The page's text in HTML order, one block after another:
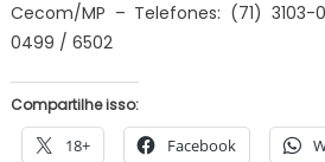
Cecom/MP – Telefones: (71)
0499 / 6502
Compartilhe isso:
18+ Facebook